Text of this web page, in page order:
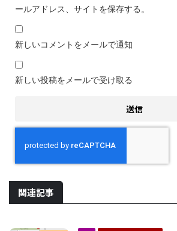
ールアドレス、サイトを保存する。
新しいコメントをメールで通知
新しい投稿をメールで受け取る
関連記事